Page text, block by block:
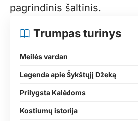
pagrindinis šaltinis.
Trumpas turinys
Meilės vardan
Legenda apie Šykštųjį Džeką
Prilygsta Kalėdoms
Kostiumų istorija